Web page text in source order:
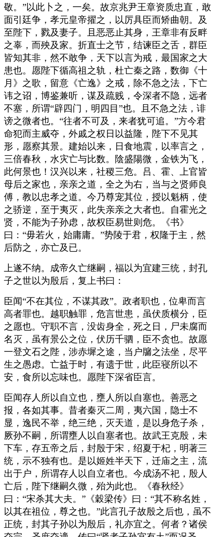
敬。”以此卜之，一矣。故京兆尹王章资质忠直，敢
面引廷争，孝元皇帝擢之，以厉具臣而矫曲朝。及
至陛下，戮及妻子。且恶恶止其身，王章非有反畔
之辜，而殃及家。折直士之节，结谏臣之舌，群臣
皆知其非，然不敢争，天下以言为戒，最国家之大
患也。愿陛下循高祖之轨，杜亡秦之路，数御《十
月》之歌，留意《亡逸》之戒，除不急之法，下亡
讳之诏，博鉴兼听，谋及疏贱，令深者不隐，远者
不塞，所谓“辟四门，明四目”也。且不急之法，诽
谤之微者也。“往者不可及，来者犹可追。”方今君
命犯而主威夺，外戚之权日以益隆，陛下不见其
形，愿察其景。建始以来，日食地震，以率言之，
三倍春秋，水灾亡与比数。陰盛陽微，金铁为飞，
此何景也！汉兴以来，社稷三危。吕、霍、上官皆
母后之家也，亲亲之道，全之为右，当与之贤师良
傅，教以忠孝之道。今乃尊宠其位，授以魁柄，使
之骄逆，至于夷灭，此失亲亲之大者也。自霍光之
贤，不能为子孙虑，故权臣易世则危。《书》
曰：“毋若火，始庸庸。”势陵于君，权隆于主，然
后防之，亦亡及已。
上遂不纳。成帝久亡继嗣，福以为宜建三统，封孔
子之世以为殷后，复上书曰：
臣闻“不在其位，不谋其政”。政者职也，位卑而言
高者罪也。越职触罪，危言世患，虽伏质横分，臣
之愿也。守职不言，没齿身全，死之日，尸未腐而
名灭，虽有景公之位，伏历千驷，臣不贪也。故愿
一登文石之陛，涉赤墀之途，当户牖之法坐，尽平
生之愚虑。亡益于时，有遗于世，此臣寝所以不
安，食所以忘味也。愿陛下深省臣言。
臣闻存人所以自立也，壅人所以自塞也。善恶之
报，各如其事。昔者秦灭二周，夷六国，隐士不
显，逸民不举，绝三绝，灭天道，是以身危子杀，
厥孙不嗣，所谓壅人以自塞者也。故武王克殷，未
下车，存五帝之后，封殷于宋，绍夏于杞，明著三
统，示不独有也。是以姬姓半天下，迁庙之主，流
出于户，所谓存人以自立者也。今成汤不祀，殷人
亡后，陛下继嗣久微，殆为此也。《春秋经》
曰：“宋杀其大夫。”《穀梁传》曰：“其不称名姓，
以其在祖位，尊之也。”此言孔子故殷之后也，虽不
正统，封其子孙以为殷后，礼亦宜之。何者？诸侯